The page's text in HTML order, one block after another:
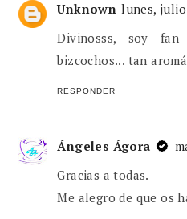
Unknown lunes, julio
Divinosss, soy
bizcochos... tan
RESPONDER
Ángeles Ágora
Gracias a todas.
Me alegro de que os